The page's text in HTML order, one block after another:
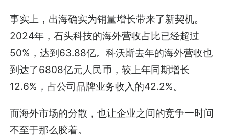
事实上，出海确实为销量增长带来了新契机。
2024年，石头科技的海外营收占比已经超过
50%，达到63.88亿。科沃斯去年的海外营收也
到达了6808亿元人民币，较上年同期增长
12.6%，占公司品牌业务收入的42.2%。
而海外市场的分散，也让企业之间的竞争一时间
不至于那么胶着。